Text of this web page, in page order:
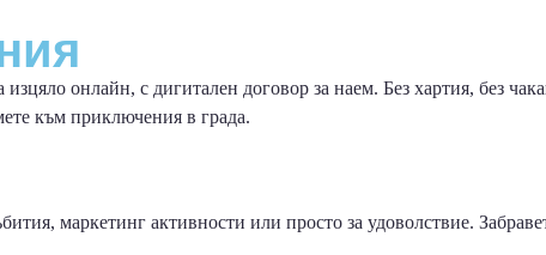
онлайн, с дигитален договор за наем. Без хартия, без
към приключения в града.
маркетинг активности или просто за удоволствие.